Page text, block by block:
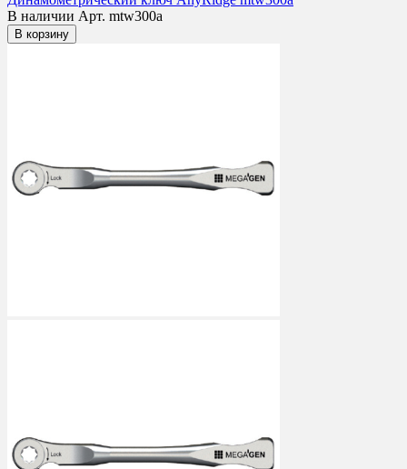
В наличии Арт. mtw300a
В корзину